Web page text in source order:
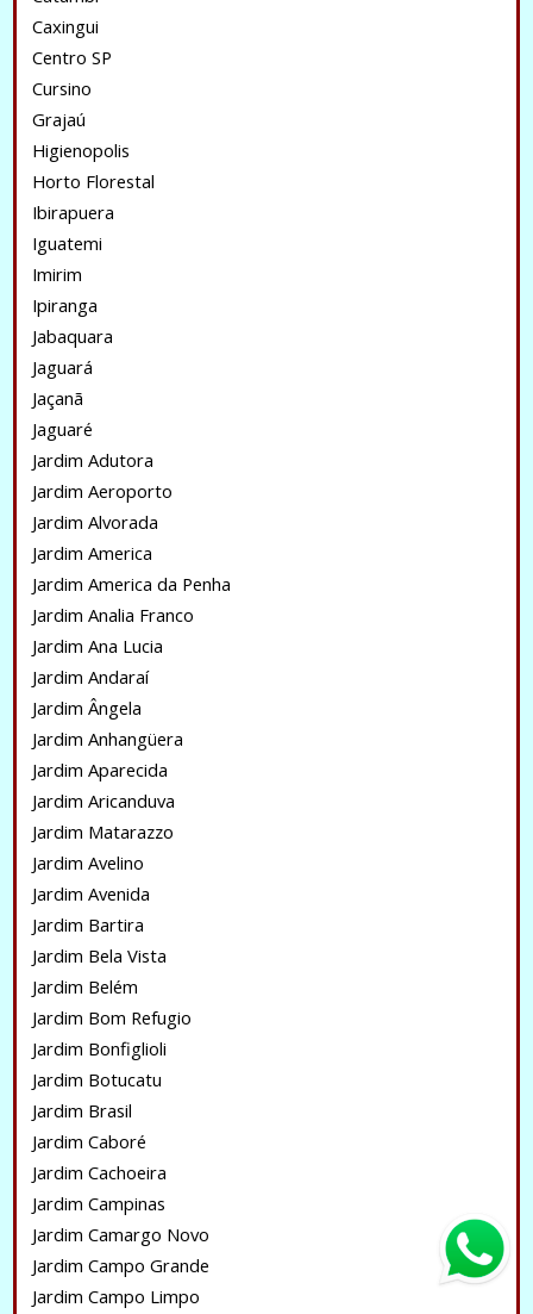
Caxingui
Centro SP
Cursino
Grajaú
Higienopolis
Horto Florestal
Ibirapuera
Iguatemi
Imirim
Ipiranga
Jabaquara
Jaguará
Jaçanã
Jaguaré
Jardim Adutora
Jardim Aeroporto
Jardim Alvorada
Jardim America
Jardim America da Penha
Jardim Analia Franco
Jardim Ana Lucia
Jardim Andaraí
Jardim Ângela
Jardim Anhangüera
Jardim Aparecida
Jardim Aricanduva
Jardim Matarazzo
Jardim Avelino
Jardim Avenida
Jardim Bartira
Jardim Bela Vista
Jardim Belém
Jardim Bom Refugio
Jardim Bonfiglioli
Jardim Botucatu
Jardim Brasil
Jardim Caboré
Jardim Cachoeira
Jardim Campinas
Jardim Camargo Novo
Jardim Campo Grande
Jardim Campo Limpo